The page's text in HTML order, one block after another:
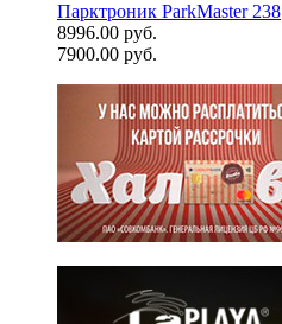
Парктроник ParkMaster 238
8996.00 руб.
7900.00 руб.